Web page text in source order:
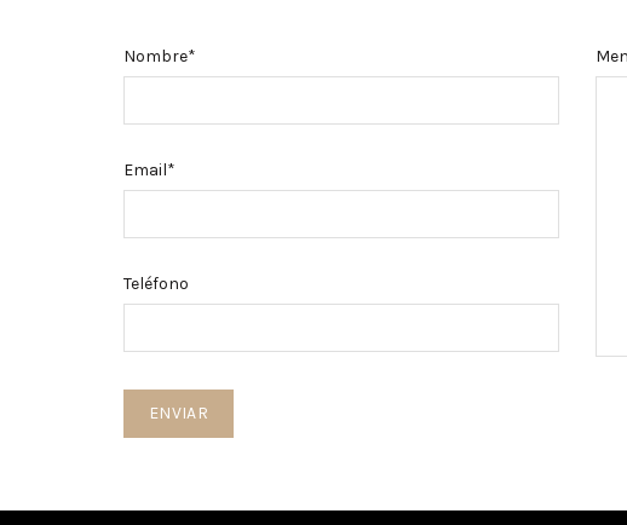
Nombre*
Email*
Teléfono